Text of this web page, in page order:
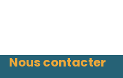
Nous contacter